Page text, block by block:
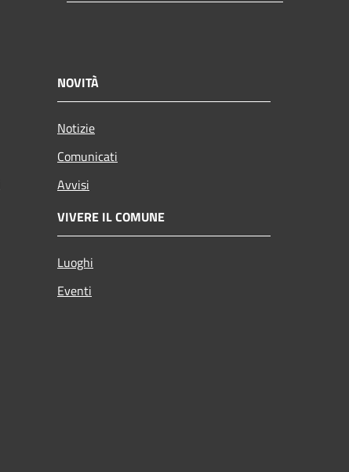
NOVITÀ
Notizie
Comunicati
Avvisi
VIVERE IL COMUNE
Luoghi
Eventi